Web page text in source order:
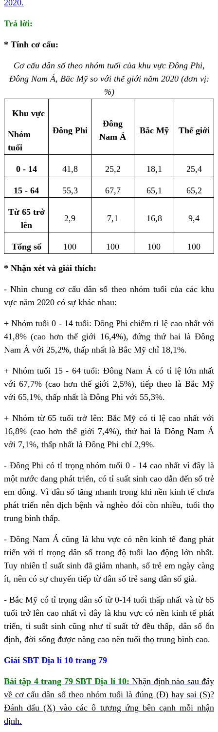
2020.
Trả lời:
* Tính cơ cấu:
Cơ cấu dân số theo nhóm tuổi của khu vực Đông Phi,
Đông Nam Á, Bắc Mỹ so với thế giới năm 2020 (đơn vị:
%)
Khu vực
Nhóm
tuổi
Đông Phi
Đông
Nam Á
Bắc Mỹ Thế giới
0 - 14 41,8 25,2 18,1 25,4
15 - 64 55,3 67,7 65,1 65,2
Từ 65 trở
lên
2,9 7,1 16,8 9,4
Tổng số 100 100 100 100
* Nhận xét và giải thích:
- Nhìn chung cơ cấu dân số theo nhóm tuổi của các khu
vực năm 2020 có sự khác nhau:
+ Nhóm tuổi 0 - 14 tuổi: Đông Phi chiếm tỉ lệ cao nhất với
41,8% (cao hơn thế giới 16,4%), đứng thứ hai là Đông
Nam Á với 25,2%, thấp nhất là Bắc Mỹ chỉ 18,1%.
+ Nhóm tuổi 15 - 64 tuổi: Đông Nam Á có tỉ lệ lớn nhất
với 67,7% (cao hơn thế giới 2,5%), tiếp theo là Bắc Mỹ
với 65,1%, thấp nhất là Đông Phi với 55,3%.
+ Nhóm từ 65 tuổi trở lên: Bắc Mỹ có tỉ lệ cao nhất với
16,8% (cao hơn thế giới 7,4%), thứ hai là Đông Nam Á
với 7,1%, thấp nhất là Đông Phi chỉ 2,9%.
- Đông Phi có tỉ trọng nhóm tuổi 0 - 14 cao nhất vì đây là
một nước đang phát triển, có tỉ suất sinh cao dẫn đến số trẻ
em đông. Vì dân số tăng nhanh trong khi nền kinh tế chưa
phát triển nên dịch bệnh và nghèo đói còn nhiều, tuổi thọ
trung bình thấp.
- Đông Nam Á cũng là khu vực có nền kinh tế đang phát
triển với tỉ trọng dân số trong độ tuổi lao động lớn nhất.
Tuy nhiên tỉ suất sinh đã giảm nhanh, số trẻ em ngày càng
ít, nên có sự chuyển tiếp từ dân số trẻ sang dân số già.
- Bắc Mỹ có tỉ trọng dân số từ 0-14 tuổi thấp nhất và từ 65
tuổi trở lên cao nhất vì đây là khu vực có nền kinh tế phát
triển, tỉ suất sinh cũng như tỉ suất tử đều thấp, dân số ổn
định, đời sống được nâng cao nên tuổi thọ trung bình cao.
Giải SBT Địa lí 10 trang 79
Bài tập 4 trang 79 SBT Địa lí 10: Nhận định nào sau đây
về cơ cấu dân số theo nhóm tuổi là đúng (Đ) hay sai (S)?
Đánh dấu (X) vào các ô tương ứng bên cạnh mỗi nhận
định.